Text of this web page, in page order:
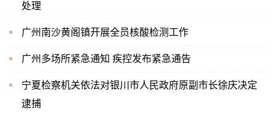
处理
广州南沙黄阁镇开展全员核酸检测工作
广州多场所紧急通知 疾控发布紧急通告
宁夏检察机关依法对银川市人民政府原副市长徐庆决定
逮捕